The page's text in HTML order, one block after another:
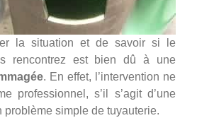
la situation et de savoir si le
rencontrez est bien dû à une
. En effet, l’intervention ne
professionnel, s’il s’agit d’une
problème simple de tuyauterie.